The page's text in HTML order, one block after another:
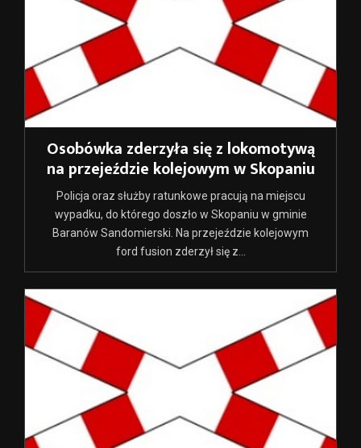
Osobówka zderzyła się z lokomotywą
na przejeździe kolejowym w Skopaniu
Policja oraz służby ratunkowe pracują na miejscu
wypadku, do którego doszło w Skopaniu w gminie
Baranów Sandomierski. Na przejeździe kolejowym
ford fusion zderzył się z...